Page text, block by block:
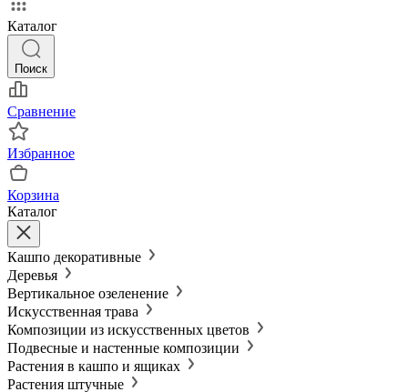
Каталог
Поиск
Сравнение
Избранное
Корзина
Каталог
Кашпо декоративные
Деревья
Вертикальное озеленение
Искусственная трава
Композиции из искусственных цветов
Подвесные и настенные композиции
Растения в кашпо и ящиках
Растения штучные